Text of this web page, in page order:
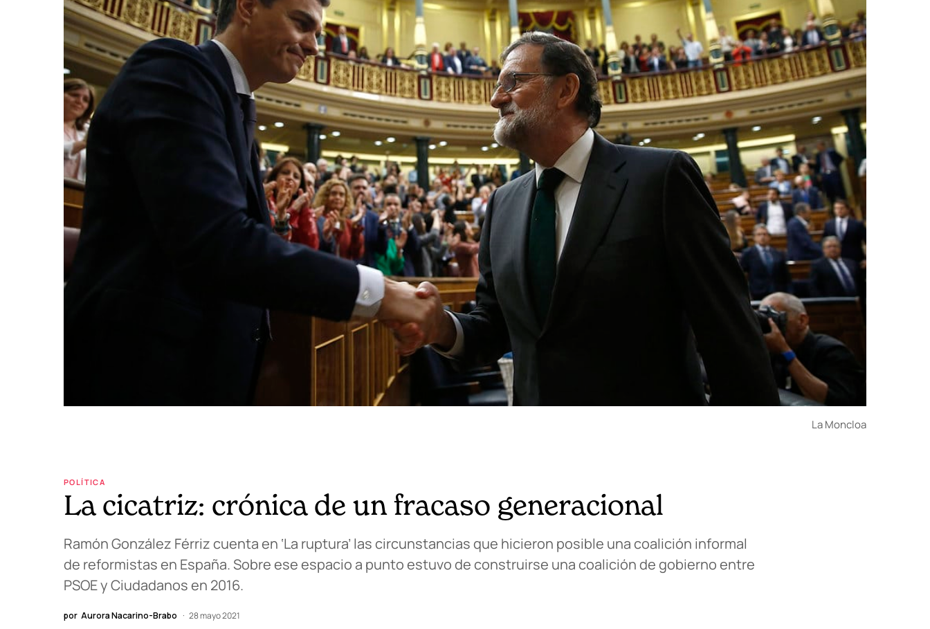
La Moncloa
POLÍTICA
La cicatriz: crónica de un fracaso generacional
Ramón González Férriz cuenta en ‘La ruptura’ las circunstancias que hicieron posible una coalición informal
de reformistas en España. Sobre ese espacio a punto estuvo de construirse una coalición de gobierno entre
PSOE y Ciudadanos en 2016.
por Aurora Nacarino-Brabo 28 mayo 2021